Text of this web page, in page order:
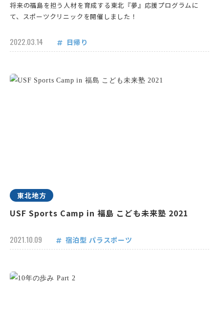
将来の福島を担う人材を育成する東北『夢』応援プログラムに
て、スポーツクリニックを開催しました！
2022.03.14 日帰り
東北地方
USF Sports Camp in 福島 こども未来塾 2021
2021.10.09 宿泊型 パラスポーツ